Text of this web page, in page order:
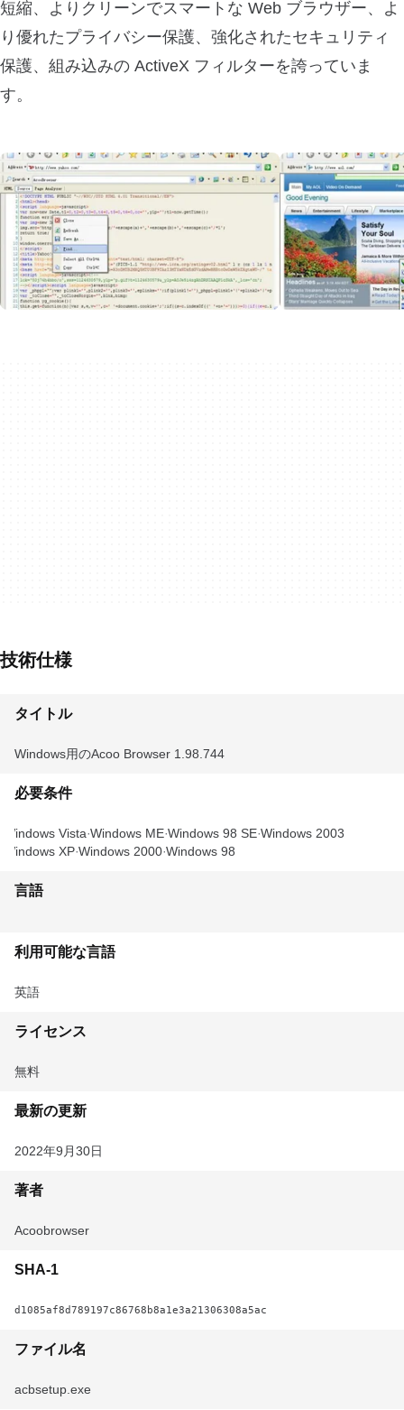
短縮、よりクリーンでスマートな Web ブラウザー、よ
り優れたプライバシー保護、強化されたセキュリティ
保護、組み込みの ActiveX フィルターを誇っていま
す。
技術仕様
タイトル
Windows用のAcoo Browser 1.98.744
必要条件
Windows Vista Windows ME Windows 98 SE Windows 2003
Windows XP Windows 2000 Windows 98
言語
利用可能な言語
英語
ライセンス
無料
最新の更新
2022年9月30日
著者
Acoobrowser
SHA-1
d1085af8d789197c86768b8a1e3a21306308a5ac
ファイル名
acbsetup.exe